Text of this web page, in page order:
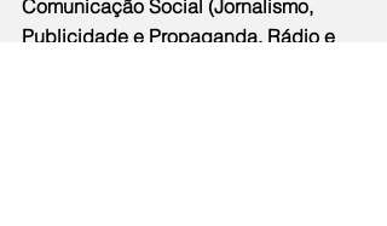
Comunicação Social (Jornalismo,
Publicidade e Propaganda, Rádio e